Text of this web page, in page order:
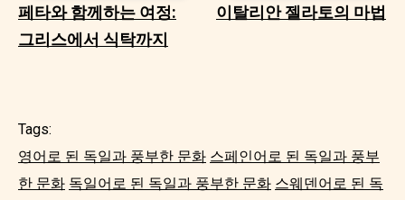
페타와 함께하는 여정:
그리스에서 식탁까지
이탈리안 젤라토의 마법
Tags:
영어로 된 독일과 풍부한 문화 스페인어로 된 독일과 풍부
한 문화 독일어로 된 독일과 풍부한 문화 스웨덴어로 된 독